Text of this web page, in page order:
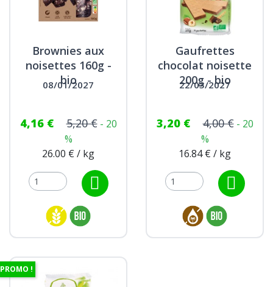
Brownies aux
noisettes 160g -
bio
08/01/2027
4,16 € 5,20 € - 20
%
26.00 € / kg
Gaufrettes
chocolat noisette
200g - bio
22/03/2027
3,20 € 4,00 € - 20
%
16.84 € / kg
PROMO !